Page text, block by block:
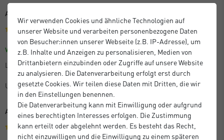
Alles bestens
Verifizierter Kauf Größe: 40 x 50 cm
Farbe: Silber
Lieferung kam schnell. Artikel alles bestens
Unbekannt
Alles bestens
Wir verwenden Cookies und ähnliche Technologien auf
unserer Website und verarbeiten personenbezogene Daten
von Besucher:innen unserer Webseite (z.B. IP-Adresse), um
z.B. Inhalte und Anzeigen zu personalisieren, Medien von
Drittanbietern einzubinden oder Zugriffe auf unsere Website
zu analysieren. Die Datenverarbeitung erfolgt erst durch
gesetzte Cookies. Wir teilen diese Daten mit Dritten, die wir
in den Einstellungen benennen.
Die Datenverarbeitung kann mit Einwilligung oder aufgrund
eines berechtigten Interesses erfolgen. Die Zustimmung
kann erteilt oder abgelehnt werden. Es besteht das Recht,
nicht einzuwilligen und die Einwilligung zu einem späteren